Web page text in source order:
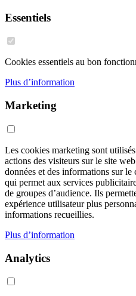
Essentiels
Cookies essentiels au bon
Plus d’information
Marketing
Les cookies marketing sont
actions des visiteurs sur le site
données et des informations sur
qui permet aux services
de groupes d’audience. Ils
expérience utilisateur plus
informations recueillies.
Plus d’information
Analytics